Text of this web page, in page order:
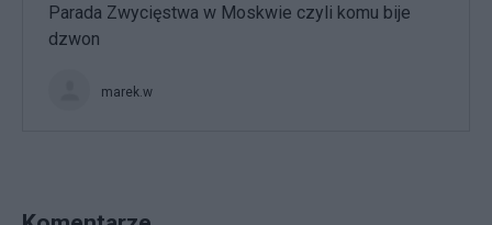
Parada Zwycięstwa w Moskwie czyli komu bije
dzwon
marek.w